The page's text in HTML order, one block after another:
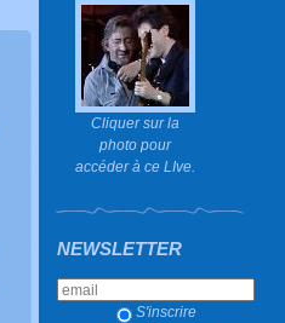
Cliquer sur la
photo pour
accéder à ce LIve.
NEWSLETTER
S'inscrire